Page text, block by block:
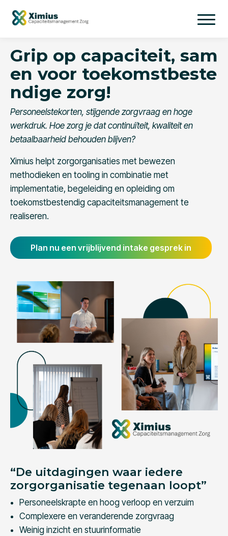
Grip op capaciteit, sam
en voor toekomstbeste
ndige zorg!
Personeelstekorten, stijgende zorgvraag en hoge
werkdruk. Hoe zorg je dat continuïteit, kwaliteit en
betaalbaarheid behouden blijven?
Ximius helpt zorgorganisaties met bewezen
methodieken en tooling in combinatie met
implementatie, begeleiding en opleiding om
toekomstbestendig capaciteitsmanagement te
realiseren.
Plan nu een vrijblijvend intake gesprek in
“De uitdagingen waar iedere
zorgorganisatie tegenaan loopt”
Personeelskrapte en hoog verloop en verzuim
Complexere en veranderende zorgvraag
Weinig inzicht en stuurinformatie